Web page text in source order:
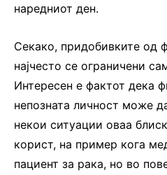
наредниот ден.
Секако, придобивките од
најчесто се ограничени
Интересен е фактот дека
непозната личност може
некои ситуации оваа
корист, на пример кога
пациент за рака, но во